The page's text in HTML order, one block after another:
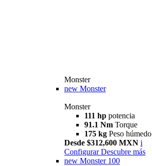
Monster
new Monster
Monster
111 hp potencia
91.1 Nm Torque
175 kg Peso
Desde $312,600 MXN i
Configurar Descubre más
new Monster 100